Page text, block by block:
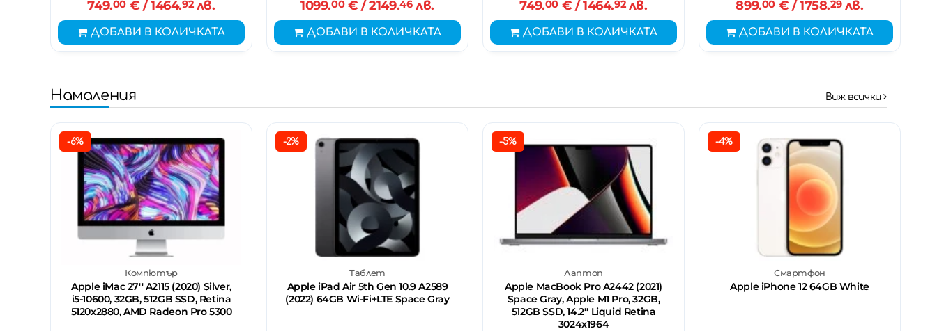
749.00€ / 1464.92лв.
ДОБАВИ В КОЛИЧКАТА
1099.00€ / 2149.46лв.
ДОБАВИ В КОЛИЧКАТА
749.00€ / 1464.92лв.
ДОБАВИ В КОЛИЧКАТА
899.00€ / 1758.29лв.
ДОБАВИ В КОЛИЧКАТА
Намаления Виж всички
-6%
Компютър
Apple iMac 27'' A2115 (2020) Silver,
i5-10600, 32GB, 512GB SSD, Retina
5120x2880, AMD Radeon Pro 5300
-2%
Таблет
Apple iPad Air 5th Gen 10.9 A2589
(2022) 64GB Wi-Fi+LTE Space Gray
-5%
Лаптоп
Apple MacBook Pro A2442 (2021)
Space Gray, Apple M1 Pro, 32GB,
512GB SSD, 14.2'' Liquid Retina
3024x1964
-4%
Смартфон
Apple iPhone 12 64GB White